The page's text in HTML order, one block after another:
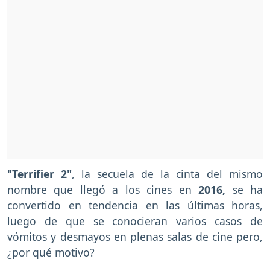
"Terrifier 2", la secuela de la cinta del mismo
nombre que llegó a los cines en2016, se ha
convertido en tendencia en las últimas horas,
luego de que se conocieran varios casos de
vómitos y desmayos en plenas salas de cine pero,
¿por qué motivo?